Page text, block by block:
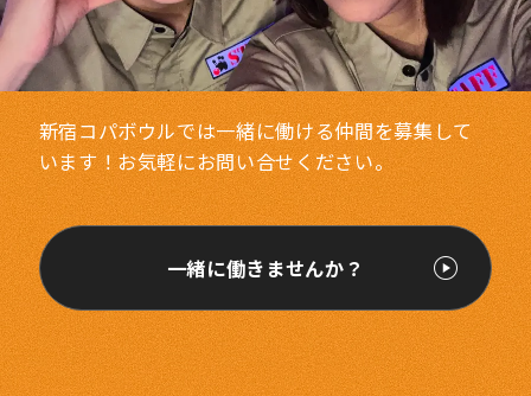
新宿コパボウルでは一緒に働ける仲間を募集して
います！お気軽にお問い合せください。
一緒に働きませんか？